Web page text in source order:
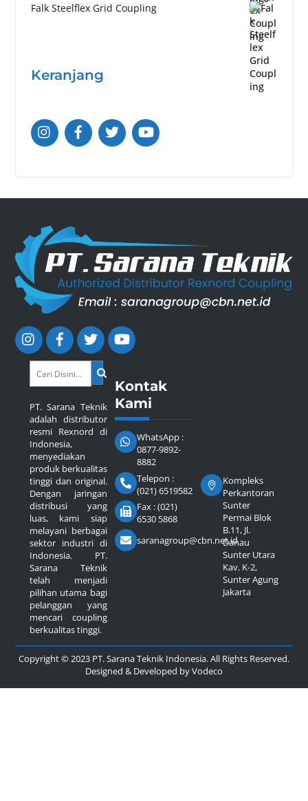
Falk Steelflex Grid Coupling
Keranjang
PT. Sarana Teknik
adalah distributor
resmi Rexnord di
Indonesia,
menyediakan
produk berkualitas
tinggi dan original.
Dengan jaringan
distribusi yang
luas, kami siap
melayani berbagai
sektor industri di
Indonesia. PT.
Sarana Teknik
telah menjadi
pilihan utama bagi
pelanggan yang
mencari coupling
berkualitas tinggi.
Kontak
Kami
WhatsApp :
0877-9892-
8882
Telepon :
(021) 6519582
Fax : (021)
6530 5868
saranagroup@cbn.net.id
Kompleks
Perkantoran
Sunter
Permai Blok
B.11, Jl.
Danau
Sunter Utara
Kav. K-2,
Sunter Agung
Jakarta
Copyright © 2023 PT. Sarana Teknik Indonesia. All Rights Reserved.
Designed & Developed byVodeco